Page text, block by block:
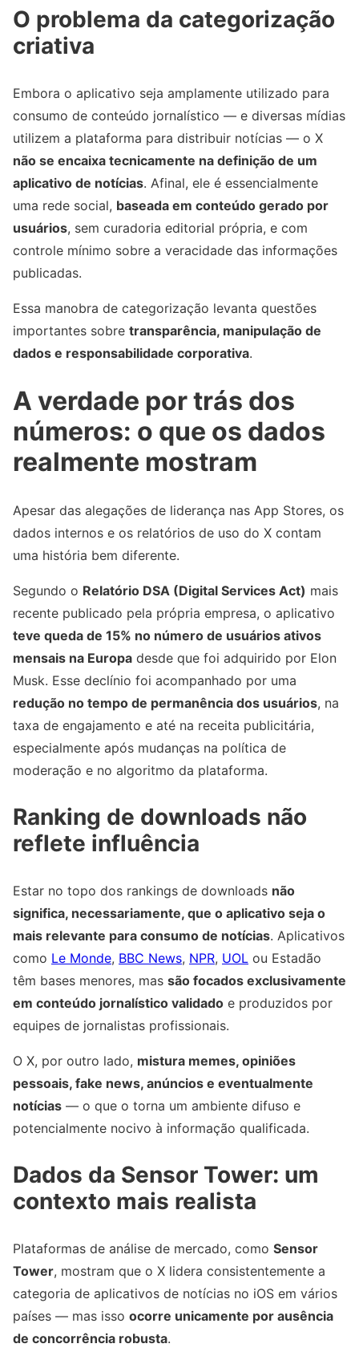
O problema da categorização
criativa
Embora o aplicativo seja amplamente utilizado para
consumo de conteúdo jornalístico — e diversas mídias
utilizem a plataforma para distribuir notícias — o X
não se encaixa tecnicamente na definição de um
aplicativo de notícias. Afinal, ele é essencialmente
uma rede social, baseada em conteúdo gerado por
usuários, sem curadoria editorial própria, e com
controle mínimo sobre a veracidade das informações
publicadas.
Essa manobra de categorização levanta questões
importantes sobre transparência, manipulação de
dados e responsabilidade corporativa.
A verdade por trás dos
números: o que os dados
realmente mostram
Apesar das alegações de liderança nas App Stores, os
dados internos e os relatórios de uso do X contam
uma história bem diferente.
Segundo o Relatório DSA (Digital Services Act) mais
recente publicado pela própria empresa, o aplicativo
teve queda de 15% no número de usuários ativos
mensais na Europa desde que foi adquirido por Elon
Musk. Esse declínio foi acompanhado por uma
redução no tempo de permanência dos usuários, na
taxa de engajamento e até na receita publicitária,
especialmente após mudanças na política de
moderação e no algoritmo da plataforma.
Ranking de downloads não
reflete influência
Estar no topo dos rankings de downloads não
significa, necessariamente, que o aplicativo seja o
mais relevante para consumo de notícias. Aplicativos
como Le Monde, BBC News, NPR, UOL ou Estadão
têm bases menores, mas são focados exclusivamente
em conteúdo jornalístico validado e produzidos por
equipes de jornalistas profissionais.
O X, por outro lado, mistura memes, opiniões
pessoais, fake news, anúncios e eventualmente
notícias — o que o torna um ambiente difuso e
potencialmente nocivo à informação qualificada.
Dados da Sensor Tower: um
contexto mais realista
Plataformas de análise de mercado, como Sensor
Tower, mostram que o X lidera consistentemente a
categoria de aplicativos de notícias no iOS em vários
países — mas isso ocorre unicamente por ausência
de concorrência robusta.